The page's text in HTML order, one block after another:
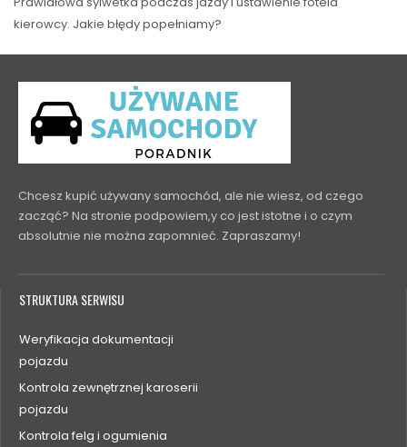
kierowcy. Jakie błędy popełniamy?
Chcesz kupić używany samochód, ale nie wiesz, od czego
zacząć? Na stronie podpowiem,y co jest istotne i o czym
absolutnie nie można zapomnieć. Zapraszamy!
STRUKTURA SERWISU
Weryfikacja dokumentacji
pojazdu
Kontrola zewnętrznej karoserii
pojazdu
Kontrola felg i ogumienia